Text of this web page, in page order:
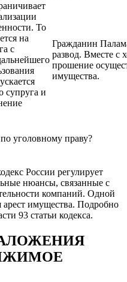
То
на
с
супруга и
Гражданин
развод. Вместе с
прошение
имущества.
уголовному праву?
России регулирует
нюансы, связанные с
компаний. Одной
арест имущества. Подробно
93 статьи кодекса.